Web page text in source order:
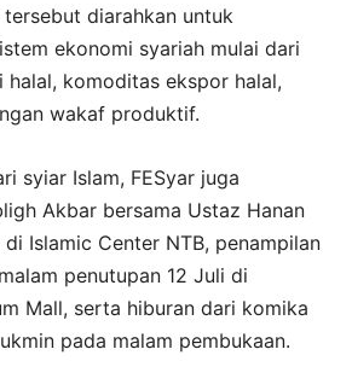
diarahkan untuk
ekonomi syariah mulai dari
halal, komoditas ekspor halal,
wakaf produktif.
syiar Islam, FESyar juga
Akbar bersama Ustaz Hanan
Islamic Center NTB, penampilan
penutupan 12 Juli di
Mall, serta hiburan dari komika
pada malam pembukaan.